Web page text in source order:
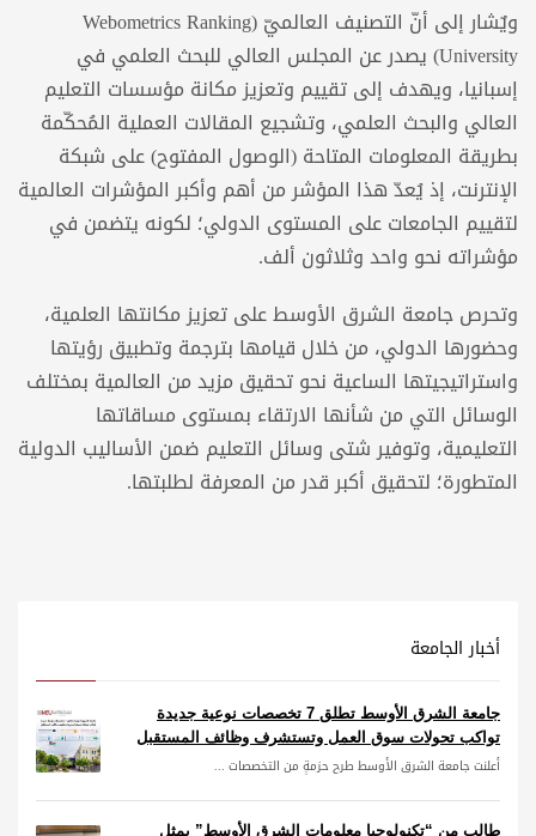
ويٌشار إلى أنّ التصنيف العالميّ (Webometrics Ranking
University) يصدر عن المجلس العالي للبحث العلمي في
إسبانيا، ويهدف إلى تقييم وتعزيز مكانة مؤسسات التعليم
العالي والبحث العلمي، وتشجيع المقالات العملية المُحكّمة
بطريقة المعلومات المتاحة (الوصول المفتوح) على شبكة
الإنترنت، إذ يُعدّ هذا المؤشر من أهم وأكبر المؤشرات العالمية
لتقييم الجامعات على المستوى الدولي؛ لكونه يتضمن في
مؤشراته نحو واحد وثلاثون ألف.
وتحرص جامعة الشرق الأوسط على تعزيز مكانتها العلمية،
وحضورها الدولي، من خلال قيامها بترجمة وتطبيق رؤيتها
واستراتيجيتها الساعية نحو تحقيق مزيد من العالمية بمختلف
الوسائل التي من شأنها الارتقاء بمستوى مساقاتها
التعليمية، وتوفير شتى وسائل التعليم ضمن الأساليب الدولية
المتطورة؛ لتحقيق أكبر قدر من المعرفة لطلبتها.
أخبار الجامعة
جامعة الشرق الأوسط تطلق 7 تخصصات نوعية جديدة
تواكب تحولات سوق العمل وتستشرف وظائف المستقبل
أعلنت جامعة الشرق الأوسط طرح حزمةٍ من التخصصات ...
طالب من “تكنولوجيا معلومات الشرق الأوسط” يمثل